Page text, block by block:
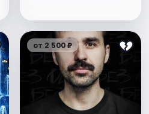
от 2 500 ₽